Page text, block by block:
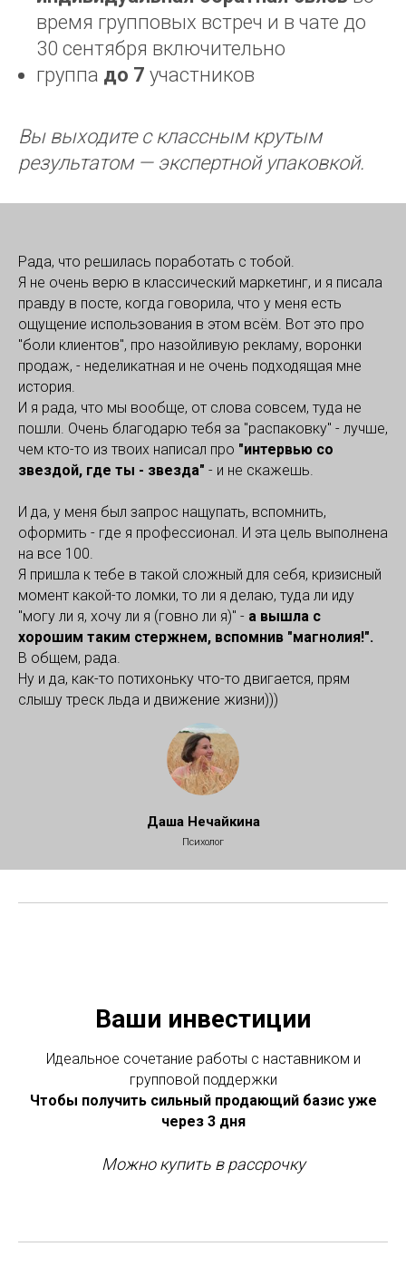
время групповых встреч и в чате до
30 сентября включительно
группа до 7 участников
Вы выходите с классным крутым
результатом — экспертной упаковкой.
Рада, что решилась поработать с тобой.
Я не очень верю в классический маркетинг, и я писала
правду в посте, когда говорила, что у меня есть
ощущение использования в этом всём. Вот это про
"боли клиентов", про назойливую рекламу, воронки
продаж, - неделикатная и не очень подходящая мне
история.
И я рада, что мы вообще, от слова совсем, туда не
пошли. Очень благодарю тебя за "распаковку" - лучше,
чем кто-то из твоих написал про "интервью со
звездой, где ты - звезда" - и не скажешь.
И да, у меня был запрос нащупать, вспомнить,
оформить - где я профессионал. И эта цель выполнена
на все 100.
Я пришла к тебе в такой сложный для себя, кризисный
момент какой-то ломки, то ли я делаю, туда ли иду
"могу ли я, хочу ли я (говно ли я)" - а вышла с
хорошим таким стержнем, вспомнив "магнолия!".
В общем, рада.
Ну и да, как-то потихоньку что-то двигается, прям
слышу треск льда и движение жизни)))
Даша Нечайкина
Психолог
Ваши инвестиции
Идеальное сочетание работы с наставником и
групповой поддержки
Чтобы получить сильный продающий базис уже
через 3 дня
Можно купить в рассрочку